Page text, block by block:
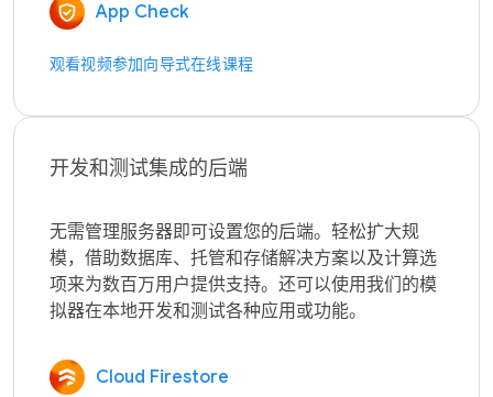
App Check
观看视频参加向导式在线课程
开发和测试集成的后端
无需管理服务器即可设置您的后端。轻松扩大规
模，借助数据库、托管和存储解决方案以及计算选
项来为数百万用户提供支持。还可以使用我们的模
Cloud Firestore